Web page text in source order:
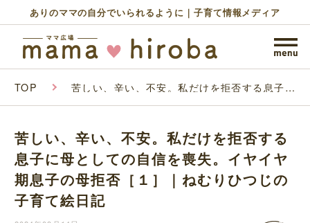
ありのママの自分でいられるように｜子育て情報メディア
TOP 苦しい、辛い、不安。私だけを拒否する息子に
否［１］｜ねむりひつじの子育て絵日記
苦しい、辛い、不安。私だけを拒否する
息子に母としての自信を喪失。イヤイヤ
期息子の母拒否［１］｜ねむりひつじの
子育て絵日記